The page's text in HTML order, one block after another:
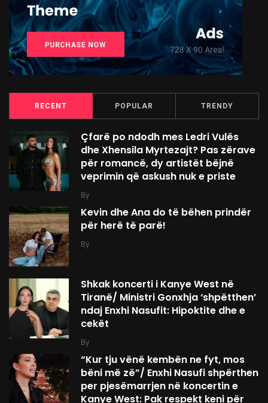
RECENT POPULAR TRENDY
Çfarë po ndodh mes Ledri Vulës
dhe Xhensila Myrtezajt? Pas zërave
për romancë, dy artistët bëjnë
veprimin që askush nuk e priste
By
Kevin dhe Ana do të bëhen prindër
për herë të parë!
By
Shkak koncerti i Kanye West në
Tiranë/ Ministri Gonxhja ‘shpëtthen’
ndaj Enxhi Nasufit: Hipoktite dhe e
cekët
By
“Kur tju vënë kembën ne fyt, mos
bëni më zë”/ Enxhi Nasufi shpërthen
per pjesëmarrjen në koncertin e
Kanye West: Pak respekt keni për